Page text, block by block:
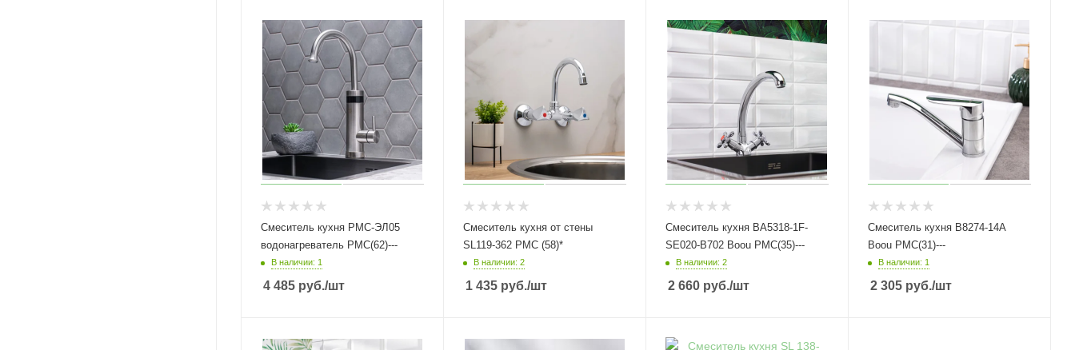
Смеситель кухня РМС-ЭЛ05
водонагреватель РМС(62)---
В наличии: 1
4 485 руб./шт
Смеситель кухня от стены
SL119-362 РМС (58)*
В наличии: 2
1 435 руб./шт
Смеситель кухня BA5318-1F-
SE020-B702 Boou РМС(35)---
В наличии: 2
2 660 руб./шт
Смеситель кухня B8274-14A
Boou РМС(31)---
В наличии: 1
2 305 руб./шт